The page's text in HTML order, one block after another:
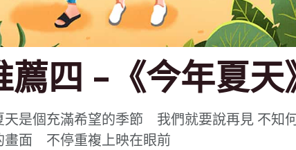
四 -《今年夏天
天是個充滿希望的季節 我們就要說再見 不知
面 不停重複上映在眼前